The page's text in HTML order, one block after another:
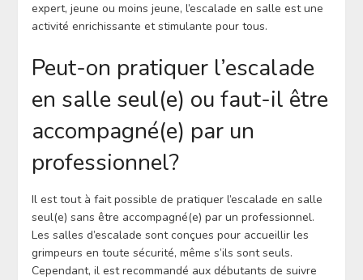
expert, jeune ou moins jeune, l’escalade en salle est une
activité enrichissante et stimulante pour tous.
Peut-on pratiquer l’escalade
en salle seul(e) ou faut-il être
accompagné(e) par un
professionnel?
Il est tout à fait possible de pratiquer l’escalade en salle
seul(e) sans être accompagné(e) par un professionnel.
Les salles d’escalade sont conçues pour accueillir les
grimpeurs en toute sécurité, même s’ils sont seuls.
Cependant, il est recommandé aux débutants de suivre